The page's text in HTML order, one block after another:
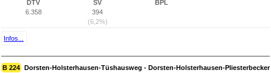
DTV
6.358
SV
394
(6,2%)
BPL
Infos...
B 224 Dorsten-Holsterhausen-Tüshausweg - Dorsten-Holsterhausen-Pliesterbecker